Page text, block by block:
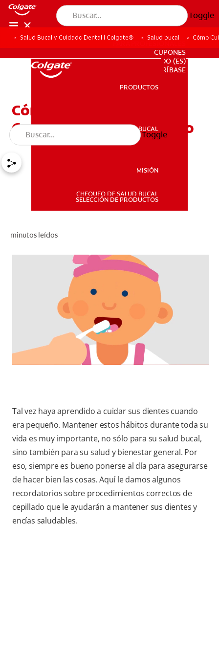
Toggle
SALUD BUCAL
PARA PROFESIONALES
CUPONES
PARA PROFESIONALES
CUPONES
DO (ES)
SUSCRÍBASE
PRODUCTOS
SALUD BUCAL
MISIÓN
CHEQUEO DE SALUD BUCAL
SELECCIÓN DE PRODUCTOS
Toggle
Salud Bucal y Cuidado Dental | Colgate® Salud bucal Cómo
Cómo Cuidar Sus Dientes
Con Un Cepillado Correcto
minutos leídos
Tal vez haya aprendido a cuidar sus dientes cuando
era pequeño. Mantener estos hábitos durante toda su
vida es muy importante, no sólo para su salud bucal,
sino también para su salud y bienestar general. Por
eso, siempre es bueno ponerse al día para asegurarse
de hacer bien las cosas. Aquí le damos algunos
recordatorios sobre procedimientos correctos de
cepillado que le ayudarán a mantener sus dientes y
encías saludables.